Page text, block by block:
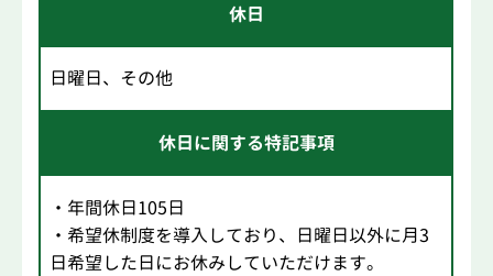
休日
日曜日、その他
休日に関する特記事項
・年間休日105日
・希望休制度を導入しており、日曜日以外に月3
日希望した日にお休みしていただけます。